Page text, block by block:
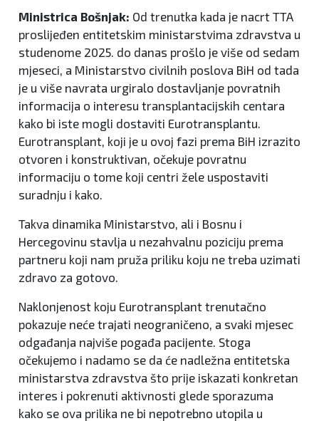
Ministrica Bošnjak: Od trenutka kada je nacrt TTA
proslijeđen entitetskim ministarstvima zdravstva u
studenome 2025. do danas prošlo je više od sedam
mjeseci, a Ministarstvo civilnih poslova BiH od tada
je u više navrata urgiralo dostavljanje povratnih
informacija o interesu transplantacijskih centara
kako bi iste mogli dostaviti Eurotransplantu.
Eurotransplant, koji je u ovoj fazi prema BiH izrazito
otvoren i konstruktivan, očekuje povratnu
informaciju o tome koji centri žele uspostaviti
suradnju i kako.
Takva dinamika Ministarstvo, ali i Bosnu i
Hercegovinu stavlja u nezahvalnu poziciju prema
partneru koji nam pruža priliku koju ne treba uzimati
zdravo za gotovo.
Naklonjenost koju Eurotransplant trenutačno
pokazuje neće trajati neograničeno, a svaki mjesec
odgađanja najviše pogađa pacijente. Stoga
očekujemo i nadamo se da će nadležna entitetska
ministarstva zdravstva što prije iskazati konkretan
interes i pokrenuti aktivnosti glede sporazuma
kako se ova prilika ne bi nepotrebno utopila u